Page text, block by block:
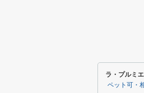
ラ・プルミ
ペット可・